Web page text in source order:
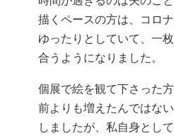
描くペースの方は、コロ
ゆったりとしていて、一
合うようになりました。
個展で絵を観て下さった
前よりも増えたんではな
しましたが、私自身とし